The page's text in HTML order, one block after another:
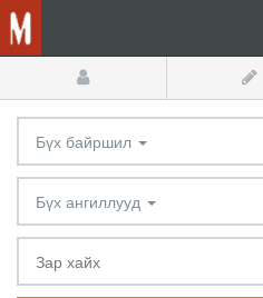
Бүх байршил
Бүх ангиллууд